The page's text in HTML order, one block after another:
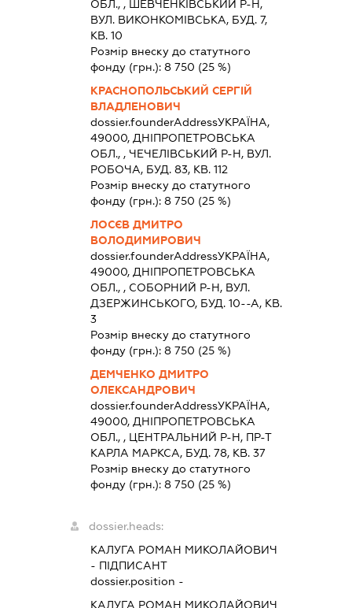
ОБЛ., , ШЕВЧЕНКIВСЬКИЙ Р-Н,
ВУЛ. ВИКОНКОМІВСЬКА, БУД. 7,
КВ. 10
Розмір внеску до статутного
фонду (грн.):8 750 (25 %)
КРАСНОПОЛЬСЬКИЙ СЕРГІЙ
ВЛАДЛЕНОВИЧ
dossier.founderAddressУКРАЇНА,
49000, ДНIПРОПЕТРОВСЬКА
ОБЛ., , ЧЕЧЕЛIВСЬКИЙ Р-Н, ВУЛ.
РОБОЧА, БУД. 83, КВ. 112
Розмір внеску до статутного
фонду (грн.):8 750 (25 %)
ЛОСЄВ ДМИТРО
ВОЛОДИМИРОВИЧ
dossier.founderAddressУКРАЇНА,
49000, ДНIПРОПЕТРОВСЬКА
ОБЛ., , СОБОРНИЙ Р-Н, ВУЛ.
ДЗЕРЖИНСЬКОГО, БУД. 10--А, КВ.
3
Розмір внеску до статутного
фонду (грн.):8 750 (25 %)
ДЕМЧЕНКО ДМИТРО
ОЛЕКСАНДРОВИЧ
dossier.founderAddressУКРАЇНА,
49000, ДНIПРОПЕТРОВСЬКА
ОБЛ., , ЦЕНТРАЛЬНИЙ Р-Н, ПР-Т
КАРЛА МАРКСА, БУД. 78, КВ. 37
Розмір внеску до статутного
фонду (грн.):8 750 (25 %)
dossier.heads:
КАЛУГА РОМАН МИКОЛАЙОВИЧ
- ПІДПИСАНТ
dossier.position -
КАЛУГА РОМАН МИКОЛАЙОВИЧ